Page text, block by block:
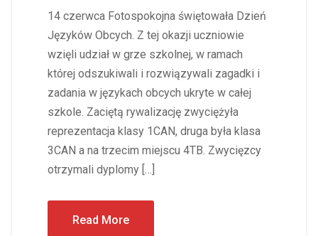
14 czerwca Fotospokojna świętowała Dzień
Języków Obcych. Z tej okazji uczniowie
wzięli udział w grze szkolnej, w ramach
której odszukiwali i rozwiązywali zagadki i
zadania w językach obcych ukryte w całej
szkole. Zaciętą rywalizację zwyciężyła
reprezentacja klasy 1CAN, druga była klasa
3CAN a na trzecim miejscu 4TB. Zwycięzcy
otrzymali dyplomy […]
Read More